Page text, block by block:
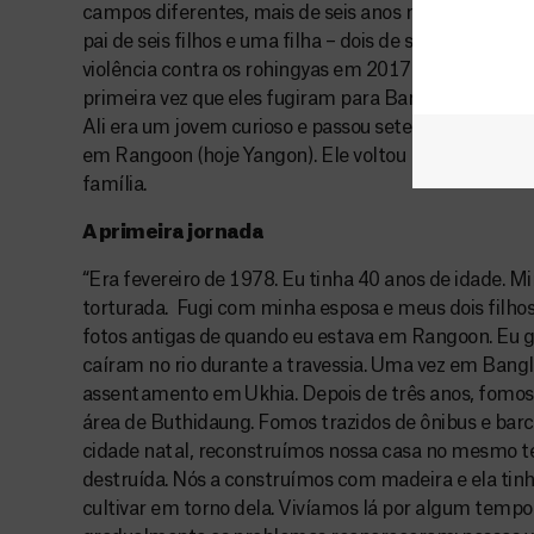
campos diferentes, mais de seis anos no total, duas
pai de seis filhos e uma filha – dois de seus filhos
violência contra os rohingyas em 2017. Sua esposa,
primeira vez que eles fugiram para Bangladesh.
Ali era um jovem curioso e passou sete anos
em Rangoon (hoje Yangon). Ele voltou para
família.
A primeira jornada
“Era fevereiro de 1978. Eu tinha 40 anos de idade.
torturada. Fugi com minha esposa e meus dois
fotos antigas de quando eu estava em Rangoon. Eu
caíram no rio durante a travessia. Uma vez em
assentamento em Ukhia. Depois de três anos,
área de Buthidaung. Fomos trazidos de ônibus e
cidade natal, reconstruímos nossa casa no mesmo
destruída. Nós a construímos com madeira e ela
cultivar em torno dela. Vivíamos lá por algum